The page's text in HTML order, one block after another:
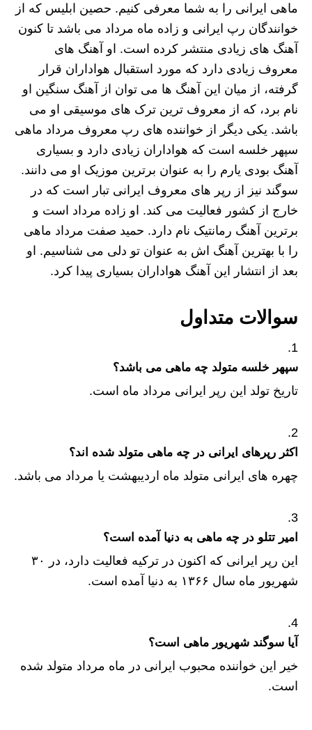
ماهی ایرانی را به شما معرفی کنیم. حصین ابلیس که از
خوانندگان رپ ایرانی و زاده ماه مرداد می باشد تا کنون
آهنگ های زیادی منتشر کرده است. او آهنگ های
معروف زیادی دارد که مورد استقبال هواداران قرار
گرفته، از میان این آهنگ‌ ها می‌ توان از آهنگ سنگین او
نام برد، که از معروف ترین ترک های موسیقی او می
باشد. یکی دیگر از خواننده های رپ معروف مرداد ماهی
سپهر خلسه است که هواداران زیادی دارد و بسیاری
آهنگ بودی یارم را به عنوان برترین موزیک او می‌ دانند.
سوگند نیز از رپر های معروف ایرانی تبار است که در
خارج از کشور فعالیت می‌ کند‌. او زاده مرداد است و
برترین آهنگ رمانتیک نام دارد. حمید صفت مرداد ماهی
را با بهترین آهنگ اش به عنوان تو دلی می‌ شناسیم. او
بعد از انتشار این آهنگ هواداران بسیاری پیدا کرد.
سوالات متداول
سپهر خلسه متولد چه ماهی می باشد؟
تاریخ تولد این رپر ایرانی مرداد ماه است.
اکثر رپرهای ایرانی در چه ماهی متولد شده اند؟
چهره های ایرانی متولد ماه اردیبهشت یا مرداد می باشد.
امیر تتلو در چه ماهی به دنیا آمده است؟
این رپر ایرانی که اکنون در ترکیه فعالیت دارد، در ۳۰
شهریور ماه سال ۱۳۶۶ به دنیا آمده است.
آیا سوگند شهریور ماهی است؟
خیر این خواننده محبوب ایرانی در ماه مرداد متولد شده
است.